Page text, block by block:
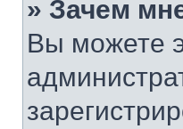
» Зачем
Вы можете